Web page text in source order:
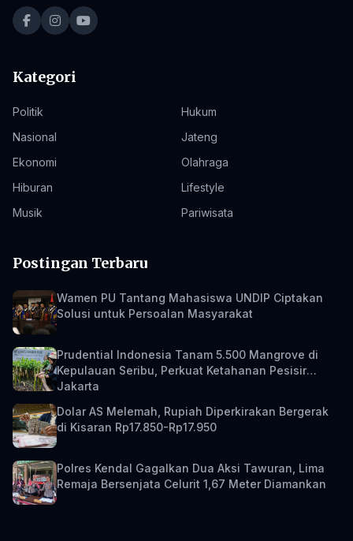
Kategori
Politik
Hukum
Nasional
Jateng
Ekonomi
Olahraga
Hiburan
Lifestyle
Musik
Pariwisata
Postingan Terbaru
Wamen PU Tantang Mahasiswa UNDIP Ciptakan
Solusi untuk Persoalan Masyarakat
Prudential Indonesia Tanam 5.500 Mangrove di
Kepulauan Seribu, Perkuat Ketahanan Pesisir
Jakarta
Dolar AS Melemah, Rupiah Diperkirakan Bergerak
di Kisaran Rp17.850-Rp17.950
Polres Kendal Gagalkan Dua Aksi Tawuran, Lima
Remaja Bersenjata Celurit 1,67 Meter Diamankan